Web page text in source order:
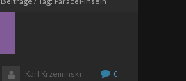
0
Karl Krzeminski